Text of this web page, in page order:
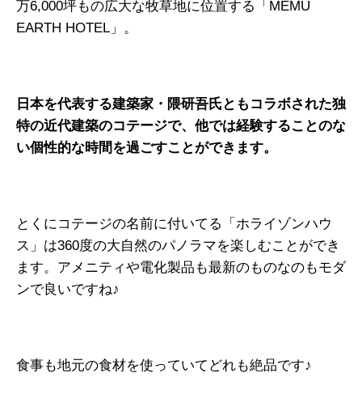
万6,000坪もの広大な牧草地に位置する「MEMU
EARTH HOTEL」。
日本を代表する建築家・隈研吾氏ともコラボされた独
特の近代建築のコテージで、他では経験することのな
い個性的な時間を過ごすことができます。
とくにコテージの名前に付いてる「ホライゾンハウ
ス」は360度の大自然のパノラマを楽しむことができ
ます。アメニティや電化製品も最新のものなのもモダ
ンで良いですね♪
食事も地元の食材を使っていてどれも絶品です♪